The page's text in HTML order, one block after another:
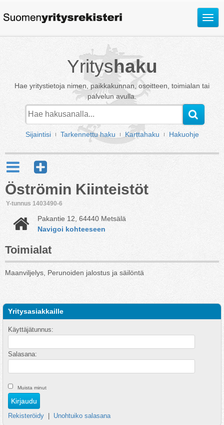
Avaa
Yrityshaku
Hae yritystietoja nimen, paikkakunnan, osoitteen, toimialan tai
palvelun avulla.
Sijaintisi Tarkennettu haku Karttahaku Hakuohje
Öströmin Kiinteistöt
Y-tunnus 1403490-6
Pakantie 12, 64440 Metsälä
Navigoi kohteeseen
Toimialat
Maanviljelys, Perunoiden jalostus ja säilöntä
Yritysasiakkaille
Käyttäjätunnus:
Salasana:
Muista minut
Rekisteröidy Unohtuiko salasana